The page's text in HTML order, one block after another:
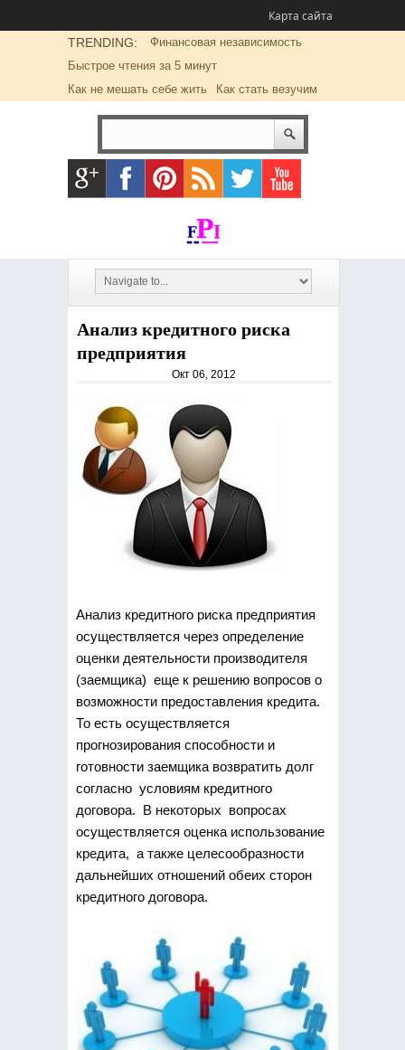
Карта сайта
TRENDING:
Финансовая независимость
Быстрое чтения за 5 минут
Как не мешать себе жить
Как стать везучим
Анализ кредитного риска
предприятия
Окт 06, 2012
Анализ кредитного риска предприятия
осуществляется через определение
оценки деятельности производителя
(заемщика) еще к решению вопросов о
возможности предоставления кредита.
То есть осуществляется
прогнозирования способности и
готовности заемщика возвратить долг
согласно условиям кредитного
договора. В некоторых вопросах
осуществляется оценка использование
кредита, а также целесообразности
дальнейших отношений обеих сторон
кредитного договора.